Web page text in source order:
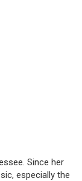
Since her
especially the